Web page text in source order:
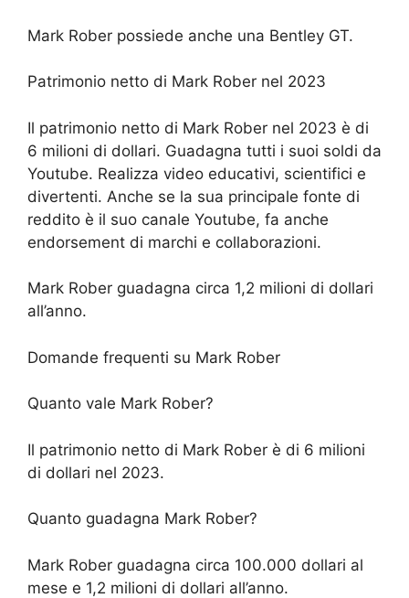
Mark Rober possiede anche una Bentley GT.
Patrimonio netto di Mark Rober nel 2023
Il patrimonio netto di Mark Rober nel 2023 è di
6 milioni di dollari. Guadagna tutti i suoi soldi da
Youtube. Realizza video educativi, scientifici e
divertenti. Anche se la sua principale fonte di
reddito è il suo canale Youtube, fa anche
endorsement di marchi e collaborazioni.
Mark Rober guadagna circa 1,2 milioni di dollari
all’anno.
Domande frequenti su Mark Rober
Quanto vale Mark Rober?
Il patrimonio netto di Mark Rober è di 6 milioni
di dollari nel 2023.
Quanto guadagna Mark Rober?
Mark Rober guadagna circa 100.000 dollari al
mese e 1,2 milioni di dollari all’anno.